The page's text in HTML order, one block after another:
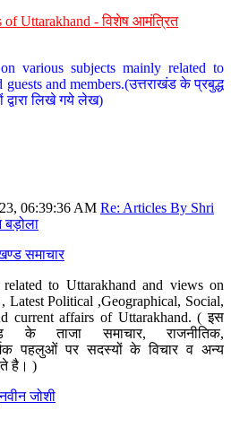
of Uttarakhand - विशेष आमंत्रित
various subjects mainly related to
and members.(उत्तराखंड के प्रबुद्ध
लिखे गये लेख)
06:39:36 AM Re: Articles By Shri
समाचार
to Uttarakhand and views on
Latest Political ,Geographical, Social,
current affairs of Uttarakhand. ( इस
के ताजा समाचार, राजनीतिक,
पहलुओं पर सदस्यों के विचार व अन्य
है। )
नवीन जोशी